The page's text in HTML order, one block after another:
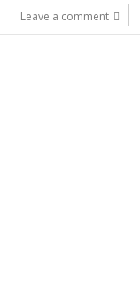
Leave a comment